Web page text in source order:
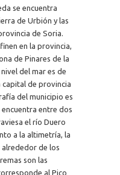
se encuentra
de Urbión y las
de Soria.
en la provincia,
de Pinares de la
del mar es de
capital de provincia
del municipio es
entre dos
el río Duero
a la altimetría, la
de los
son las
al Pico